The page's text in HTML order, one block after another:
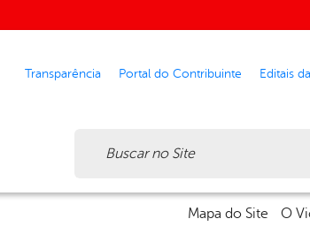
Transparência Portal do Contribuinte Editais
Mapa do Site O